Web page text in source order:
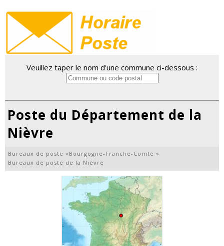
Veuillez taper le nom d'une commune ci-dessous :
Poste du Département de la
Nièvre
Bureaux de poste » Bourgogne-Franche-Comté »
Bureaux de poste de la Nièvre